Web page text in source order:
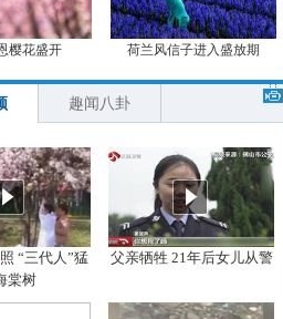
樱花盛开 荷兰风信子进入盛放期
趣闻八卦
“三代人”猛
棠树
父亲牺牲 21年后女儿从警